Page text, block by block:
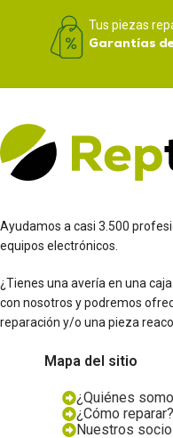
Tus piezas
Garantías
Ayudamos a casi 3.500
equipos electrónicos.
¿Tienes una avería en una
con nosotros y podremos
reparación y/o una pieza
Mapa del sitio
¿Quiénes
¿Cómo reparar?
Nuestros